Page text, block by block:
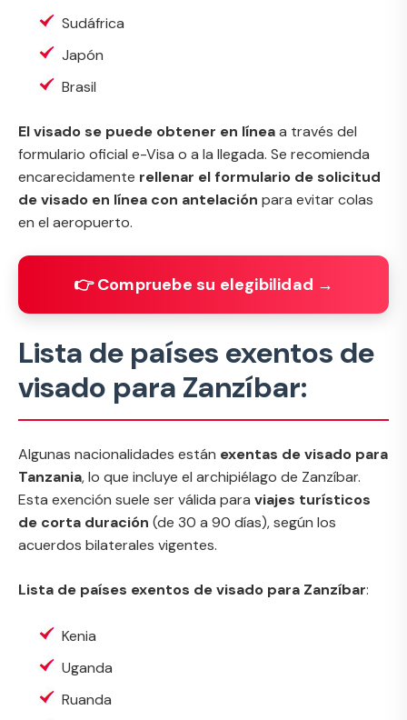
Sudáfrica
Japón
Brasil
El visado se puede obtener en líneaa través del
formulario oficial e-Visa o a la llegada. Se recomienda
encarecidamente rellenar el formulario de solicitud
de visado en línea con antelación para evitar colas
en el aeropuerto.
👉 Compruebe su elegibilidad →
Lista de países exentos de
visado para Zanzíbar:
Algunas nacionalidades están exentas de visado para
Tanzania, lo que incluye el archipiélago de Zanzíbar.
Esta exención suele ser válida para viajes turísticos
de corta duración (de 30 a 90 días), según los
acuerdos bilaterales vigentes.
Lista de países exentos de visado para Zanzíbar:
Kenia
Uganda
Ruanda